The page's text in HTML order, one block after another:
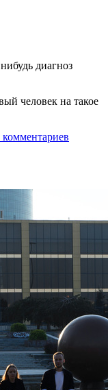
диагноз
человек на такое